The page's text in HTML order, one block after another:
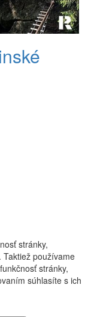
stránky,
používame
stránky,
súhlasíte s ich